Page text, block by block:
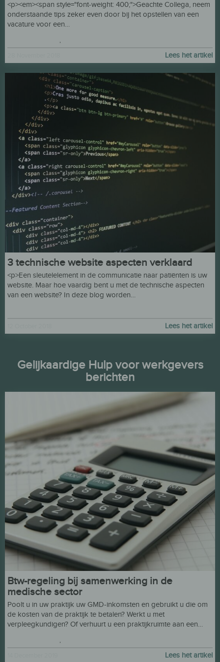
<p><em><span style="font-weight: 400;">Geachte Collega, neem
onderstaande tips zeker even door bij het opstellen van een
vacature voor een…
,
Lees het artikel
3 technische website aspecten verklaard
<p>Een sleutelelement in de communicatie naar patiënten is uw
website. Maar hoe vaardig bent u met de technische aspecten
van een website? In deze blog worden…
Lees het artikel
Gelijkaardige Hulp voor werkgevers
berichten
Btw-regeling bij samenwerking in de
medische sector
Poolt u in uw praktijk uw GMD-inkomsten en gebruikt u die om
de kosten van de praktijk te betalen? Werkt u met
verpleegkundigen? Of verhuurt u een praktijkruimte aan een…
,
Lees het artikel